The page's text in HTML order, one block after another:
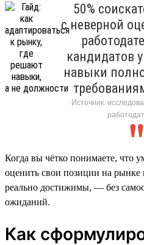
50%
с неверной
кандидатов
навыки
Источник:
Когда вы чётко понимаете, что
оценить свои позиции на рынке
реально достижимы, — без
ожиданий.
Как